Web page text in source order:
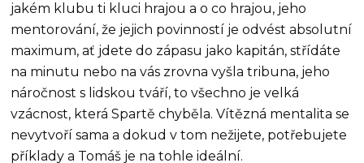
jakém klubu ti kluci hrajou a o co hrajou, jeho
mentorování, že jejich povinností je odvést absolutní
maximum, ať jdete do zápasu jako kapitán, střídáte
na minutu nebo na vás zrovna vyšla tribuna, jeho
náročnost s lidskou tváří, to všechno je velká
vzácnost, která Spartě chyběla. Vítězná mentalita se
nevytvoří sama a dokud v tom nežijete, potřebujete
příklady a Tomáš je na tohle ideální.